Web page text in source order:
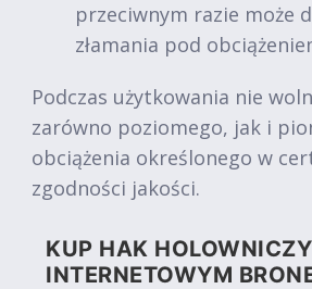
przeciwnym razie może
złamania pod
Podczas użytkowania nie
zarówno poziomego, jak i
obciążenia określonego w
zgodności jakości.
KUP HAK
INTERNETOWYM